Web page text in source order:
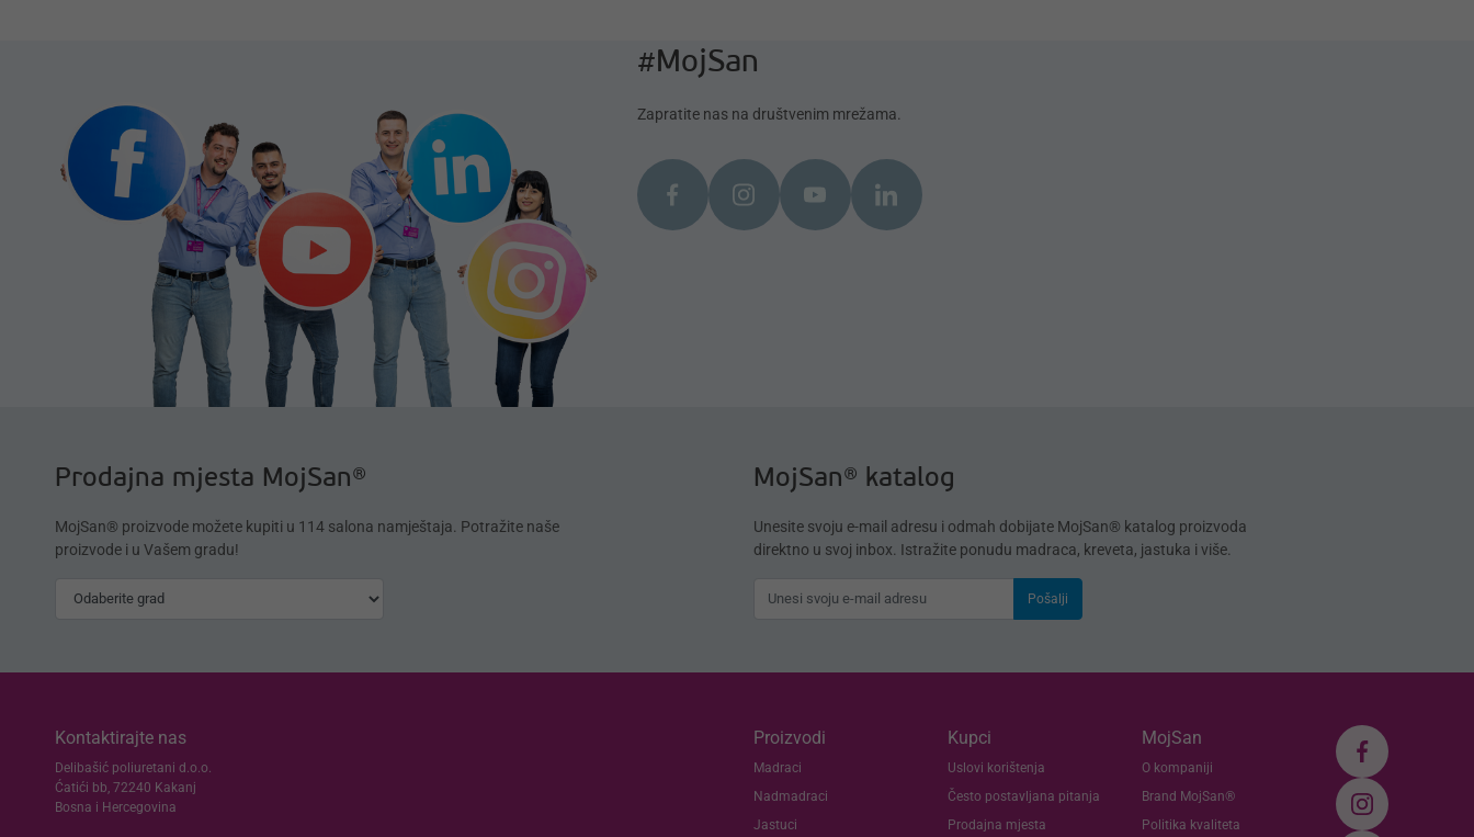
#MojSan
Zapratite nas na društvenim mrežama.
Prodajna mjesta MojSan®
MojSan® proizvode možete kupiti u 114 salona namještaja. Potražite naše
proizvode i u Vašem gradu!
MojSan® katalog
Unesite svoju e-mail adresu i odmah dobijate MojSan® katalog proizvoda
direktno u svoj inbox. Istražite ponudu madraca, kreveta, jastuka i više.
Pošalji
Kontaktirajte nas
Delibašić poliuretani d.o.o.
Ćatići bb, 72240 Kakanj
Bosna i Hercegovina
Proizvodi
Madraci
Nadmadraci
Jastuci
Kupci
Uslovi korištenja
Često postavljana pitanja
Prodajna mjesta
MojSan
O kompaniji
Brand MojSan®
Politika kvaliteta